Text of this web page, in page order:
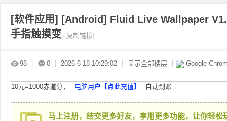
» › › ›
[软件应用] [Android] Fluid Live Wallpaper
手指触摸变 [复制链接]
98 0 2026-6-18 10:29:02 显示全部楼层 Google
10元=1000赤道分， 电脑用户【点此充值】 自动到账
马上注册，结交更多好友，享用更多功能，让你轻松